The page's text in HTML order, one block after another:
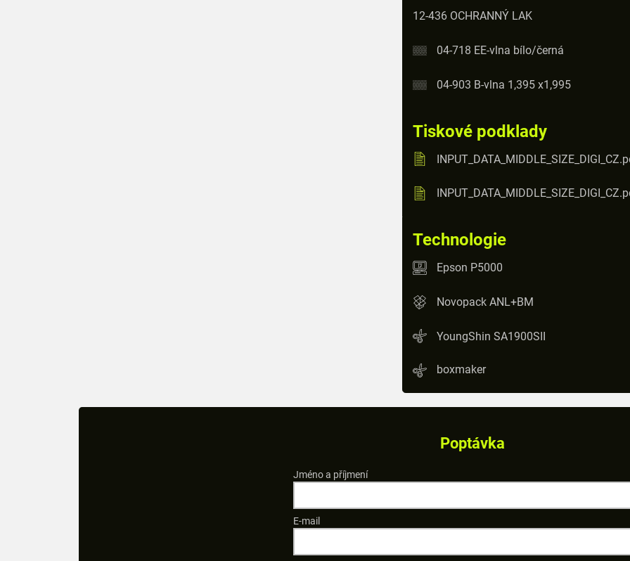
12-436 OCHRANNÝ LAK
04-718 EE-vlna bílo/černá
04-903 B-vlna 1,395 x1,995
Tiskové podklady
Technologie
Epson P5000
Novopack ANL+BM
YoungShin SA1900SII
boxmaker
Poptávka
Jméno a příjmení
E-mail